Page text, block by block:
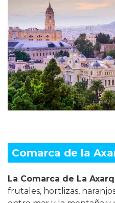
Comarca de la
La Comarca de La
frutales, hortlizas,